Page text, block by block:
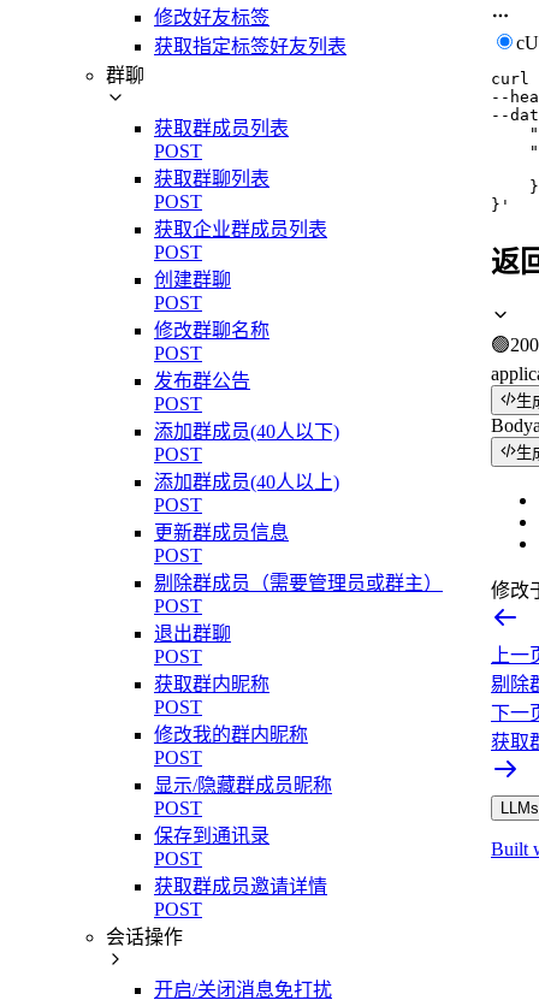
修改好友标签
获取指定标签好友列表
群聊
获取群成员列表
POST
获取群聊列表
POST
获取企业群成员列表
POST
创建群聊
POST
修改群聊名称
POST
发布群公告
POST
添加群成员(40人以下)
POST
添加群成员(40人以上)
POST
更新群成员信息
POST
剔除群成员（需要管理员或群主）
POST
退出群聊
POST
获取群内昵称
POST
修改我的群内昵称
POST
显示/隐藏群成员昵称
POST
保存到通讯录
POST
获取群成员邀请详情
POST
会话操作
开启/关闭消息免打扰
curl
--
--
    }
}'
返
🟢200
生
Body
生
修改
上一
剔除
下一
获取
Built